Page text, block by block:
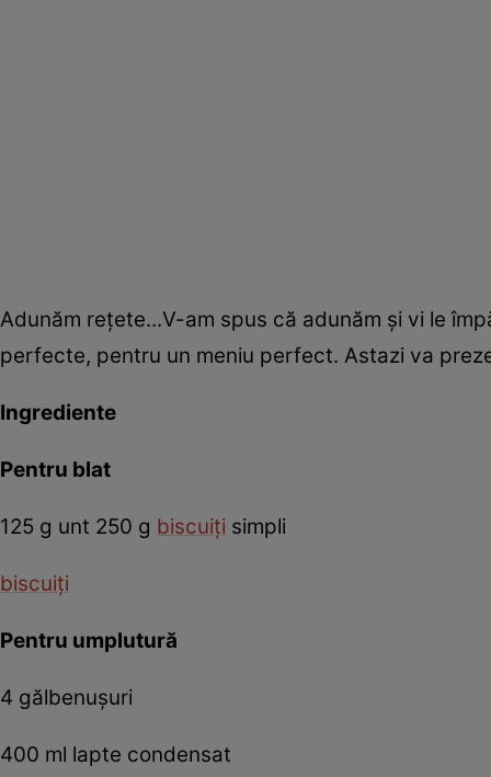
Adunăm reţete...V-am spus că adunăm şi vi le
perfecte, pentru un meniu perfect. Astazi va
Ingrediente
Pentru blat
125 g unt 250 g biscuiţi simpli
biscuiţi
Pentru umplutură
4 gălbenuşuri
400 ml lapte condensat